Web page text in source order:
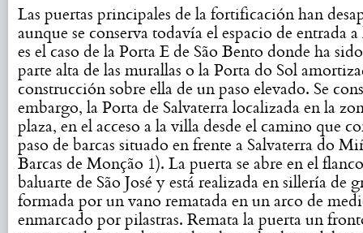
Las puertas principales de la fortificación han
aunque se conserva todavía el espacio de entrada
es el caso de la Porta E de São Bento donde ha
parte alta de las murallas o la Porta do Sol
construcción sobre ella de un paso elevado. Se
embargo, la Porta de Salvaterra localizada en la
plaza, en el acceso a la villa desde el camino que
paso de barcas situado en frente a Salvaterra do
Barcas de Monção 1). La puerta se abre en el
baluarte de São José y está realizada en sillería de
formada por un vano rematada en un arco de
enmarcado por pilastras. Remata la puerta un